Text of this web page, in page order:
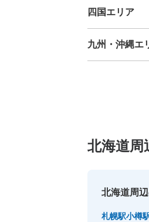
四国エリア
九州・沖縄エ
北海道周
北海道周
札幌駅小樽